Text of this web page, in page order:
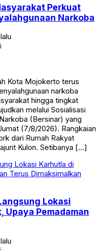
Perkuat
Narkoba
Kota Mojokerto terus
narkoba
hingga tingkat
melalui Sosialisasi
(Bersinar) yang
(7/8/2026). Rangkaian
dari Rumah Rakyat
Kulon. Setibanya […]
Lokasi
Upaya Pemadaman